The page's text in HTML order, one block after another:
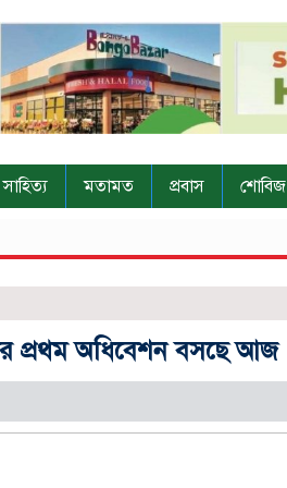
সাহিত্য মতামত প্রবাস শোবিজ
প্রথম অধিবেশন বসছে আজ